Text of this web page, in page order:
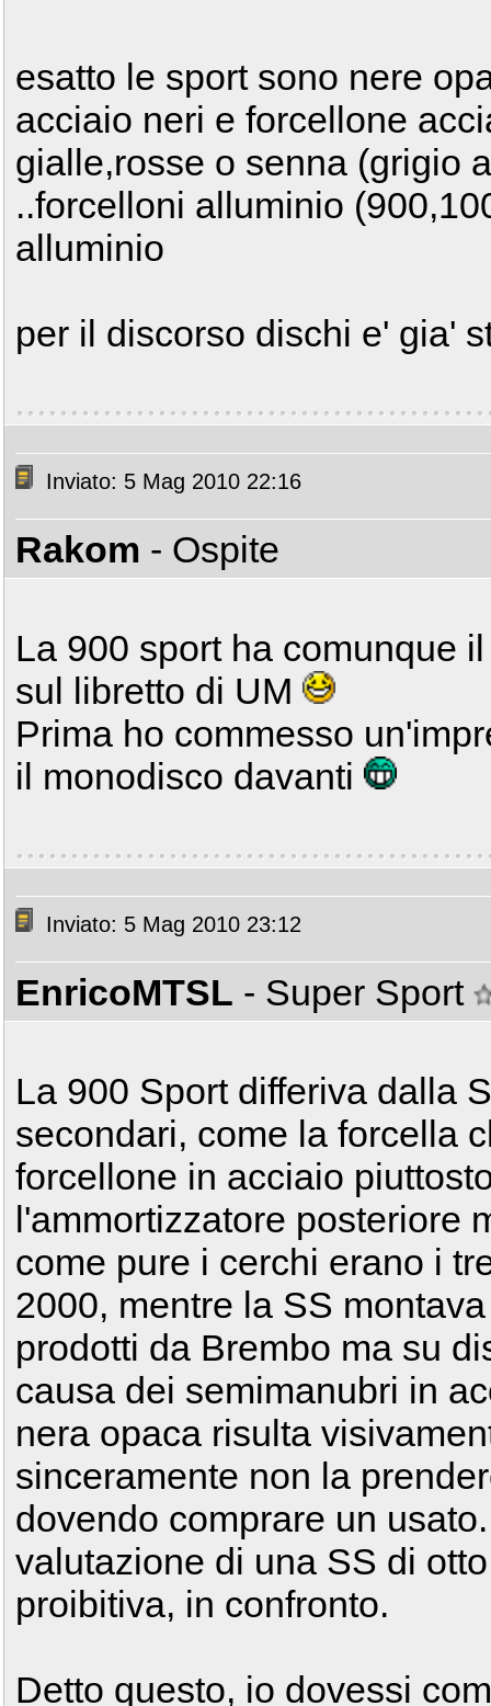
esatto le sport sono nere
acciaio neri e forcellone
gialle,rosse o senna (grigio
..forcelloni alluminio
alluminio
per il discorso dischi e' gia'
Inviato: 5 Mag 2010 22:16
Rakom - Ospite
La 900 sport ha comunque
sul libretto di UM
Prima ho commesso
il monodisco davanti
Inviato: 5 Mag 2010 23:12
EnricoMTSL - Super Sport
La 900 Sport differiva dalla
secondari, come la forcella
forcellone in acciaio
l'ammortizzatore posteriore
come pure i cerchi erano i
2000, mentre la SS
prodotti da Brembo ma su
causa dei semimanubri in
nera opaca risulta
sinceramente non la
dovendo comprare un
valutazione di una SS di
proibitiva, in confronto.
Detto questo, io dovessi